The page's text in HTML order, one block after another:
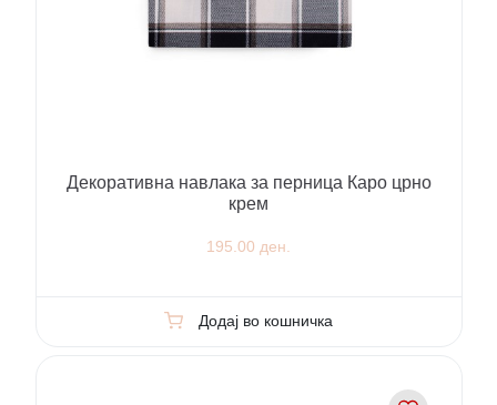
Декоративна навлака за перница Каро црно
крем
195.00 ден.
Додај во кошничка